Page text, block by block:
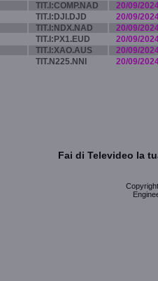
TIT.I:COMP.NAD
20/09/
TIT.I:DJI.DJD
20/09/
TIT.I:NDX.NAD
20/09/
TIT.I:PX1.EUD
20/09/
TIT.I:XAO.AUS
20/09/
TIT.N225.NNI 20/09/
Fai di Televideo la